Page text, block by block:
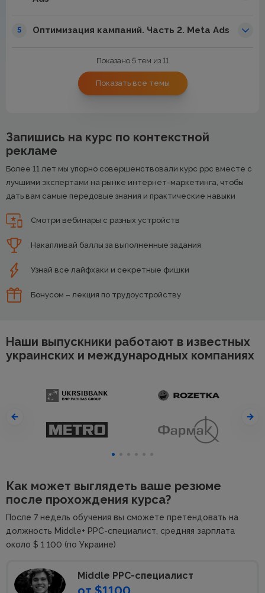
5 Оптимизация кампаний. Часть 2. Meta Ads
Показано 5 тем из 11
Показать все темы
Запишись на курс по контекстной
рекламе
Более 11 лет мы упорно совершенствовали курс ррс вместе с
лучшими экспертами на рынке интернет-маркетинга, чтобы
дать вам самые передовые знания и практические навыки
Смотри вебинары с разных устройств
Накапливай баллы за выполненные задания
Узнай все лайфхаки и секретные фишки
Бонусом – лекция по трудоустройству
Наши выпускники работают в известных
украинских и международных компаниях
Как может выглядеть ваше резюме
после прохождения курса?
После 7 недель обучения вы сможете претендовать на
должность Middle+ PPC-специалист, средняя зарплата
около $ 1 100 (по Украине)
Middle PPC-специалист